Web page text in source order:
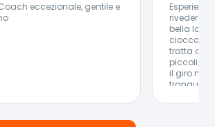
eccezionale, gentile e
rivedere.
bella la
tratta di
il giro
il resto